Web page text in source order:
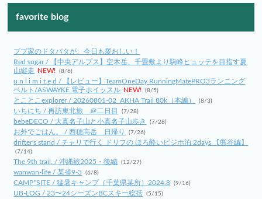
favorite blog
ブブ家のドタバタが、今日も愛おしい！
Red sugar / 【中央アルプス】空木岳、千畳敷より駒峰ヒュッテを目指す夏
山縦走
NEW! (8/6)
u n l i m i t e d / 【レビュー】TeamOneDay RunningMatePRO3ランニング
ベルト/ASWAYKE 電子ホイッスル NEW! (8/5)
とことこexplorer / 20260801-02_AKHA Trail 80k（本編） (8/3)
いちにち / 再訪東北旅 ＠二日目 (7/28)
bebeDECO / 大真名子山と小真名子山歩き (7/28)
お外でごはん。 / 西穂高岳 日帰り (7/26)
drifter's stand / チャリで行く ドリフの ほろ酔いビジホ泊 2days 【熊谷編】
(7/14)
The 9th trail. / 沖縄旅2025・後編 (12/27)
wanwan-life / 某省9-3 (6/8)
CAMP*SITE / 猛暑キャンプ（千葉県某所）2024.8 (9/16)
UB-LOG / 23〜24シーズンBCスキー総括 (5/15)